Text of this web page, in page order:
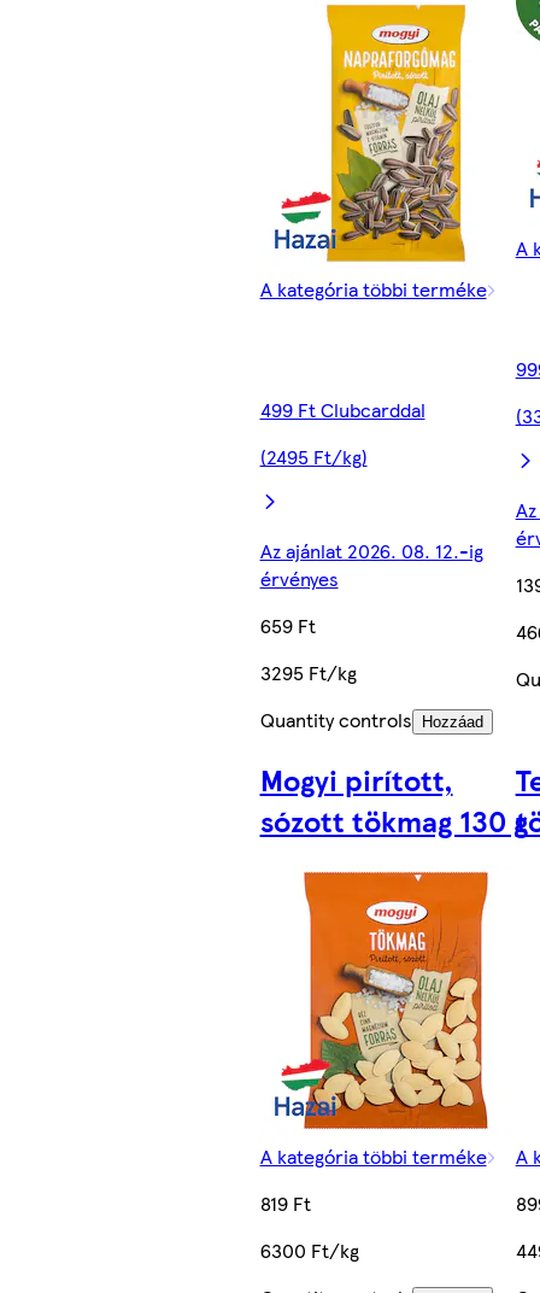
A kategória többi terméke
499 Ft Clubcarddal
(2495 Ft/kg)
Az ajánlat 2026. 08. 12.-ig
érvényes
659 Ft
3295 Ft/kg
Quantity controls
Hozzáad
A
Mogyi pirított,
sózott tökmag 130 g
A kategória többi terméke
819 Ft
6300 Ft/kg
A